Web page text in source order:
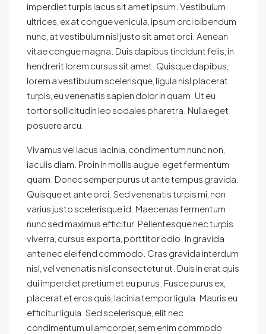
imperdiet turpis lacus sit amet ipsum. Vestibulum
ultrices, ex at congue vehicula, ipsum orci bibendum
nunc, at vestibulum nisl justo sit amet orci. Aenean
vitae congue magna. Duis dapibus tincidunt felis, in
hendrerit lorem cursus sit amet. Quisque dapibus,
lorem a vestibulum scelerisque, ligula nisl placerat
turpis, eu venenatis sapien dolor in quam. Ut eu
tortor sollicitudin leo sodales pharetra. Nulla eget
posuere arcu.
Vivamus vel lacus lacinia, condimentum nunc non,
iaculis diam. Proin in mollis augue, eget fermentum
quam. Donec semper purus ut ante tempus gravida.
Quisque et ante orci. Sed venenatis turpis mi, non
varius justo scelerisque id. Maecenas fermentum
nunc sed maximus efficitur. Pellentesque nec turpis
viverra, cursus ex porta, porttitor odio. In gravida
ante nec eleifend commodo. Cras gravida interdum
nisl, vel venenatis nisl consectetur ut. Duis in erat quis
dui imperdiet pretium et eu purus. Fusce purus ex,
placerat et eros quis, lacinia tempor ligula. Mauris eu
efficitur ligula. Sed scelerisque, elit nec
condimentum ullamcorper, sem enim commodo